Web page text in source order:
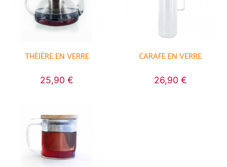
THÉIÈRE EN VERRE
25,90 €
CARAFE EN VERRE
26,90 €